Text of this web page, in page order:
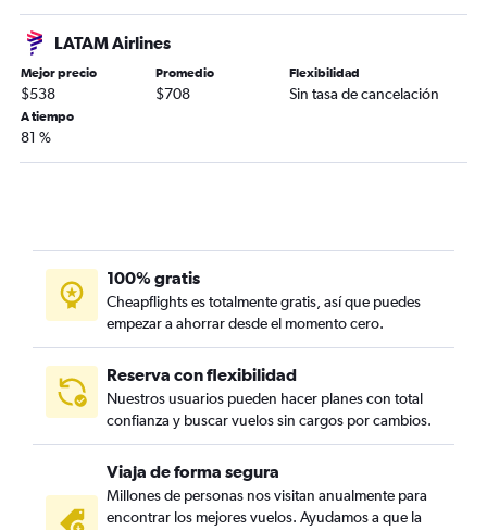
LATAM Airlines
Mejor precio
$538
Promedio
$708
Flexibilidad
Sin tasa de cancelación
A tiempo
81 %
100% gratis
Cheapflights es totalmente gratis, así que puedes
empezar a ahorrar desde el momento cero.
Reserva con flexibilidad
Nuestros usuarios pueden hacer planes con total
confianza y buscar vuelos sin cargos por cambios.
Viaja de forma segura
Millones de personas nos visitan anualmente para
encontrar los mejores vuelos. Ayudamos a que la